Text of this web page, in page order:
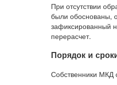
При отсутствии
были обоснованы,
зафиксированный
перерасчет.
Порядок и
Собственники МКД